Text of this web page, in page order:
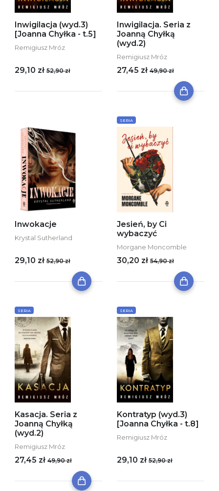
Inwigilacja (wyd.3)
[Joanna Chyłka - t.5]
Remigiusz Mróz
29,10 zł 52,90 zł
Inwigilacja. Seria z
Joanną Chyłką
(wyd.2)
Remigiusz Mróz
27,45 zł 49,90 zł
Inwokacje
Krystal Sutherland
29,10 zł 52,90 zł
SERIA
Jesień, by Ci
wybaczyć
Morgane Moncomble
30,20 zł 54,90 zł
SERIA
Kasacja. Seria z
Joanną Chyłką
(wyd.2)
Remigiusz Mróz
27,45 zł 49,90 zł
SERIA
Kontratyp (wyd.3)
[Joanna Chyłka - t.8]
Remigiusz Mróz
29,10 zł 52,90 zł